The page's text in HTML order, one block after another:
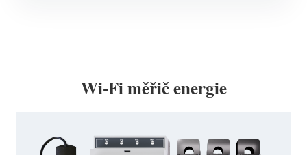
Wi-Fi měřič energie